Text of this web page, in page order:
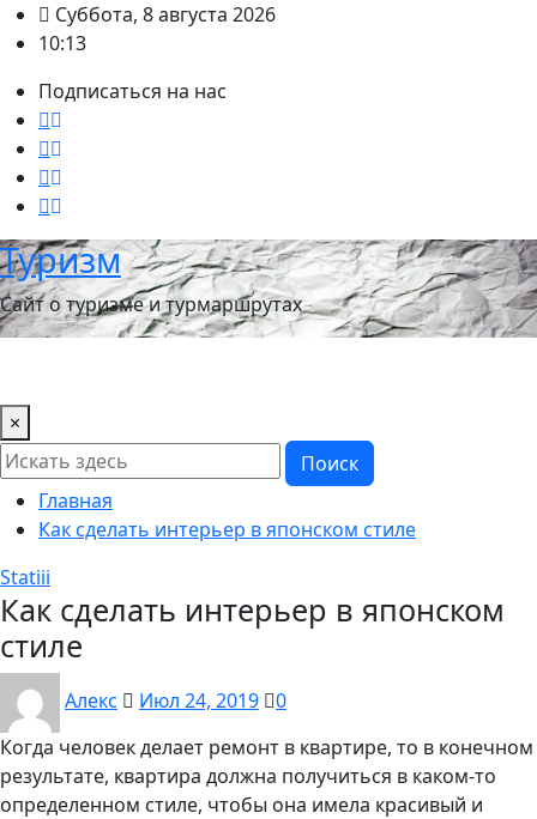
ПерейтиСуббота, 8 августа 2026
10:13
Подписаться на нас
Туризм
Сайт о туризме и турмаршрутах
×
Поиск
Главная
Как сделать интерьер в японском стиле
Statiii
Как сделать интерьер в японском
стиле
Алекс Июл 24, 2019
0
Когда человек делает ремонт в квартире, то в конечном
результате, квартира должна получиться в каком-то
определенном стиле, чтобы она имела красивый и